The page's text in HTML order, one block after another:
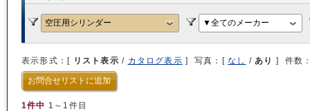
表示形式：[ リスト表示 / カタログ表示 ] 写真：[ なし / あり ] 件数
お問合せリストに追加
1件中 1～1件目